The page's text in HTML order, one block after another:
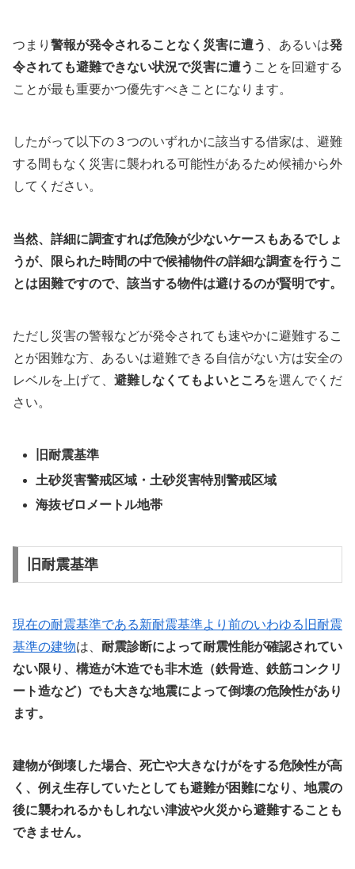
つまり 警報が発令されることなく災害に遭う 、あるいは発
令されても避難できない状況で災害に遭う ことを回避する
ことが最も重要かつ優先すべきことになります。
したがって以下の３つのいずれかに該当する借家は、避難
する間もなく災害に襲われる可能性があるため候補から外
してください。
当然、詳細に調査すれば危険が少ないケースもあるでしょ
うが、限られた時間の中で候補物件の詳細な調査を行うこ
とは困難ですので、該当する物件は避けるのが賢明です。
ただし災害の警報などが発令されても速やかに避難するこ
とが困難な方、あるいは避難できる自信がない方は安全の
レベルを上げて、 避難しなくてもよいところを選んでくだ
さい。
旧耐震基準
土砂災害警戒区域・土砂災害特別警戒区域
海抜ゼロメートル地帯
旧耐震基準
現在の耐震基準である新耐震基準より前のいわゆる旧耐震
基準の建物は、 耐震診断によって耐震性能が確認されてい
ない限り、構造が木造でも非木造（鉄骨造、鉄筋コンクリ
ート造など）でも大きな地震によって倒壊の危険性があり
ます。
建物が倒壊した場合、死亡や大きなけがをする危険性が高
く、例え生存していたとしても避難が困難になり、地震の
後に襲われるかもしれない津波や火災から避難することも
できません。